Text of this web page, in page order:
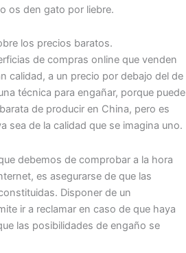
os den gato por liebre.
los precios baratos.
de compras online que venden
calidad, a un precio por debajo del de
técnica para engañar, porque puede
de producir en China, pero es
sea de la calidad que se imagina uno.
debemos de comprobar a la hora
es asegurarse de que las
Disponer de un
ir a reclamar en caso de que haya
las posibilidades de engaño se